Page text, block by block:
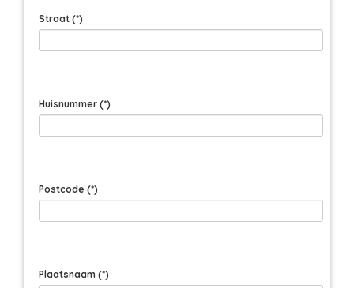
Straat (*)
Huisnummer (*)
Postcode (*)
Plaatsnaam (*)